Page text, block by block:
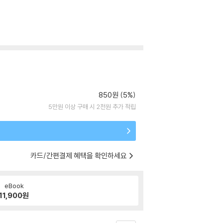
850원 (5%)
5만원 이상 구매 시 2천원 추가 적립
카드/간편결제 혜택을 확인하세요
eBook
원